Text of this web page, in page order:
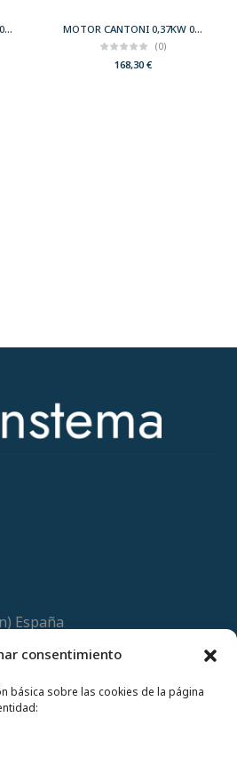
consentimiento
básica sobre las cookies de la página
MOTOR CANTONI 0,18KW 0,25CV 3000 B35 T63 230/400 IE2
MOTOR CANTONI 0,37KW 0,50CV 3000 B34 T71 230/400 IE2
(0)
168,30€
España
34 34
649 406 493